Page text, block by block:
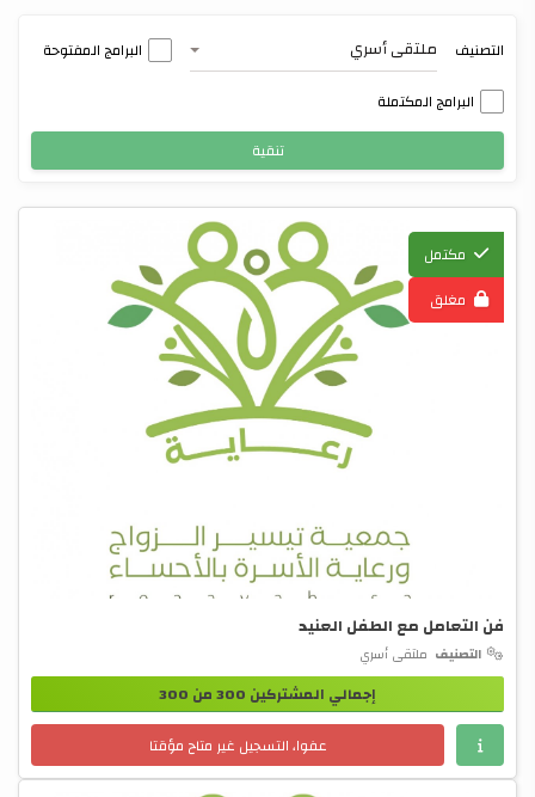
التصنيف ملتقى أسري
البرامج المفتوحة
البرامج المكتملة
تنقية
مكتمل
مغلق
فن التعامل مع الطفل العنيد
التصنيف ملتقى أسري
إجمالي المشتركين 300 من 300
عفوا، التسجيل غير متاح مؤقتا